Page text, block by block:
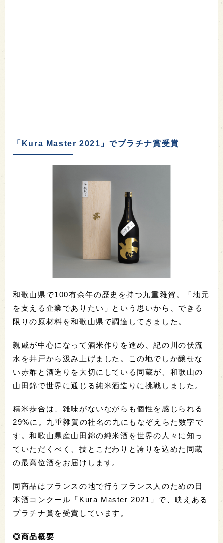
「Kura Master 2021」でプラチナ賞受賞
和歌山県で100有余年の歴史を持つ九重雜賀。「地元
を支える企業でありたい」という思いから、できる
限りの原材料を和歌山県で調達してきました。
親戚が中心になって酒米作りを進め、紀の川の伏流
水を井戸から汲み上げました。この地でしか醸せな
い赤酢と酒造りを大切にしている同蔵が、和歌山の
山田錦で世界に通じる純米酒造りに挑戦しました。
精米歩合は、雑味がないながらも個性を感じられる
29%に。九重雜賀の社名の九にもなぞえらた数字で
す。和歌山県産山田錦の純米酒を世界の人々に知っ
ていただくべく、技とこだわりと誇りを込めた同蔵
の最高位酒をお届けします。
同商品はフランスの地で行うフランス人のための日
本酒コンクール「Kura Master 2021」で、映えある
プラチナ賞を受賞しています。
◎商品概要